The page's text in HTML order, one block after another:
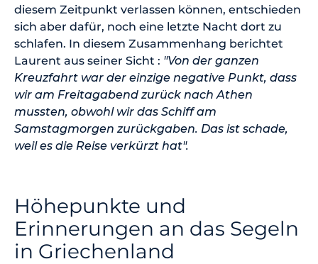
diesem Zeitpunkt verlassen können, entschieden
sich aber dafür, noch eine letzte Nacht dort zu
schlafen. In diesem Zusammenhang berichtet
Laurent aus seiner Sicht : "Von der ganzen
Kreuzfahrt war der einzige negative Punkt, dass
wir am Freitagabend zurück nach Athen
mussten, obwohl wir das Schiff am
Samstagmorgen zurückgaben. Das ist schade,
weil es die Reise verkürzt hat".
Höhepunkte und
Erinnerungen an das Segeln
in Griechenland